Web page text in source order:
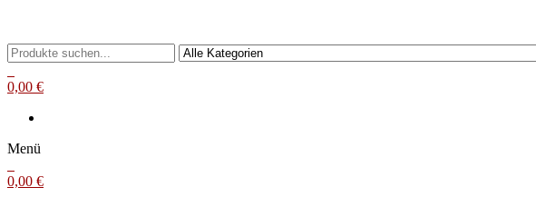
0,00 €
Menü
0,00 €